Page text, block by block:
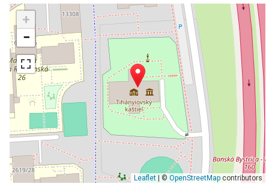
+
−
Leaflet| © OpenStreetMapcontributors